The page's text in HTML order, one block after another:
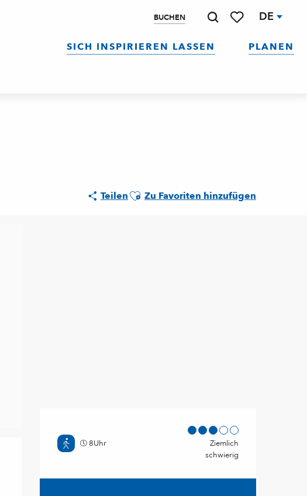
BUCHEN DE
SICH INSPIRIEREN LASSEN PLANEN
TeilenAjouter aux favoris
Zu Favoriten hinzufügen
8Uhr
Ziemlich
schwierig